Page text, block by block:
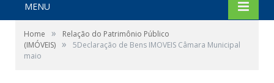
MENU
Home »
Relação do Patrimônio Público
(IMÓVEIS) »
5Declaração de Bens IMOVEIS Câmara Municipal
maio